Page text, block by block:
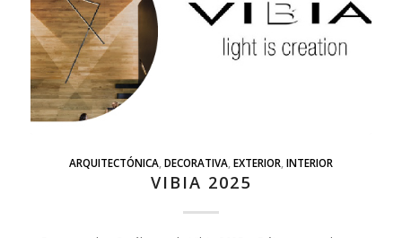
ARQUITECTÓNICA, DECORATIVA, EXTERIOR INTERIOR
VIBIA 2025